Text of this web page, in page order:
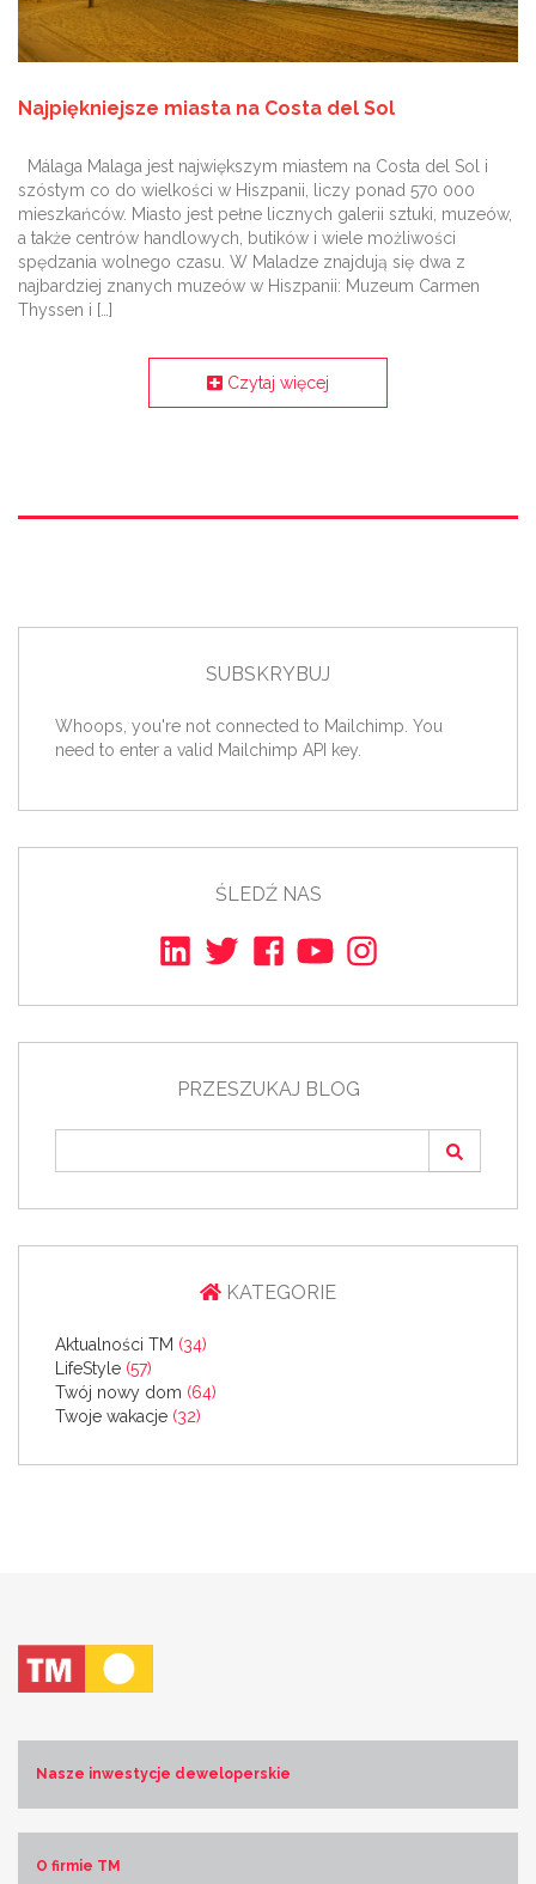
Najpiękniejsze miasta na Costa del Sol
Málaga Malaga jest największym miastem na Costa del Sol i
szóstym co do wielkości w Hiszpanii, liczy ponad 570 000
mieszkańców. Miasto jest pełne licznych galerii sztuki, muzeów,
a także centrów handlowych, butików i wiele możliwości
spędzania wolnego czasu. W Maladze znajdują się dwa z
najbardziej znanych muzeów w Hiszpanii: Muzeum Carmen
Thyssen i […]
Czytaj więcej
SUBSKRYBUJ
Whoops, you're not connected to Mailchimp. You
need to enter a valid Mailchimp API key.
ŚLEDŹ NAS
PRZESZUKAJ BLOG
KATEGORIE
Aktualności TM (34)
LifeStyle (57)
Twój nowy dom (64)
Twoje wakacje (32)
Nasze inwestycje deweloperskie
Costa de Almería
O firmie TM